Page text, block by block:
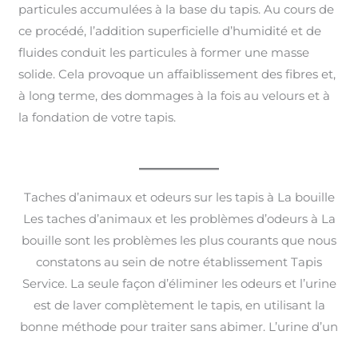
particules accumulées à la base du tapis. Au cours de
ce procédé, l’addition superficielle d’humidité et de
fluides conduit les particules à former une masse
solide. Cela provoque un affaiblissement des fibres et,
à long terme, des dommages à la fois au velours et à
la fondation de votre tapis.
Taches d’animaux et odeurs sur les tapis à La bouille
Les taches d’animaux et les problèmes d’odeurs à La
bouille sont les problèmes les plus courants que nous
constatons au sein de notre établissement Tapis
Service. La seule façon d’éliminer les odeurs et l’urine
est de laver complètement le tapis, en utilisant la
bonne méthode pour traiter sans abimer. L’urine d’un